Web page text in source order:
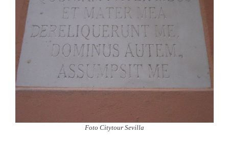
Foto Citytour Sevilla